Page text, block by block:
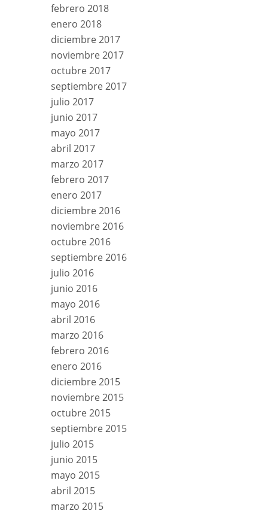
febrero 2018
enero 2018
diciembre 2017
noviembre 2017
octubre 2017
septiembre 2017
julio 2017
junio 2017
mayo 2017
abril 2017
marzo 2017
febrero 2017
enero 2017
diciembre 2016
noviembre 2016
octubre 2016
septiembre 2016
julio 2016
junio 2016
mayo 2016
abril 2016
marzo 2016
febrero 2016
enero 2016
diciembre 2015
noviembre 2015
octubre 2015
septiembre 2015
julio 2015
junio 2015
mayo 2015
abril 2015
marzo 2015